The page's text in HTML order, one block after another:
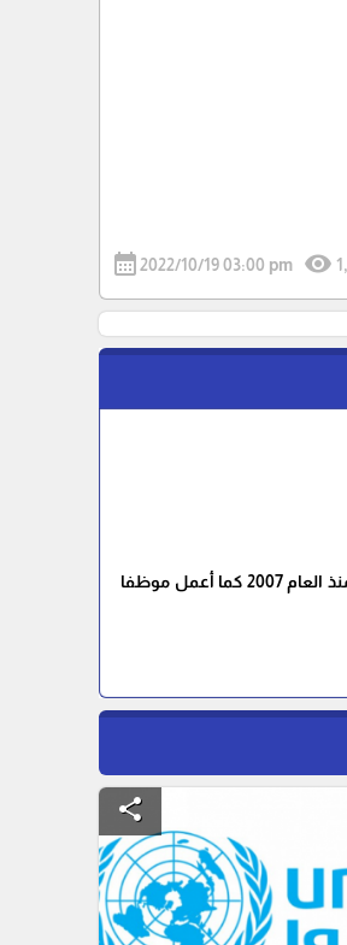
calendar_month2022/10/19 03:00 pm visibility
أعمل مديرا لشبكة النافذة التعليمية منذ العام 2010 ومديرا شبكة وظفني من نفس العام ومدير نادي السكرتارية الفلسطيني منذ العام 2007 كما أعمل موظفا
share